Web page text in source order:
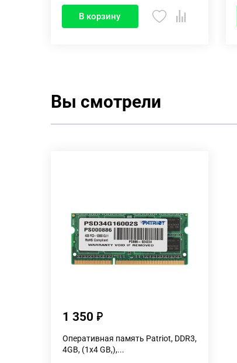
В корзину
Вы смотрели
1 350
Оперативная память Patriot, DDR3,
4GB, (1x4 GB,),...